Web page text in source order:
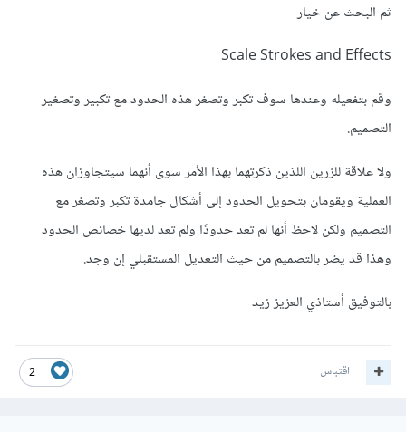
ثم البحث عن خيار
Scale Strokes and Effects
وقم بتفعيله وعندها سوف تكبر وتصغر هذه الحدود مع تكبير وتصغير
التصميم.
ولا علاقة للزرين اللذين ذكرتهما بهذا الأمر سوى أنهما سيتجاوزان هذه
العملية ويقومان بتحويل الحدود إلى أشكال جامدة تكبر وتصغر مع
التصميم ولكن لاحظ أنها لم تعد حدودًا ولم تعد لديها خصائص الحدود
وهذا قد يضر بالتصميم من حيث التعديل المستقبلي إن وجد.
بالتوفيق أستاذي العزيز زيد
2 اقتباس